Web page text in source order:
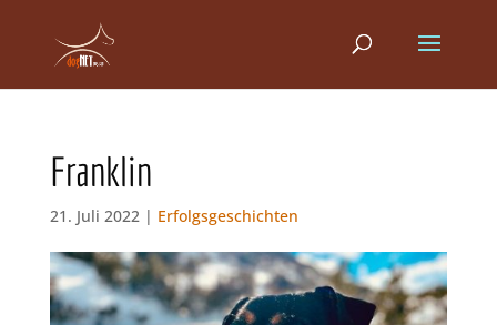
Franklin
21. Juli 2022 | Erfolgsgeschichten